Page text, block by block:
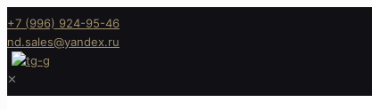
+7 (996) 924-95-46
nd.sales@yandex.ru
✕